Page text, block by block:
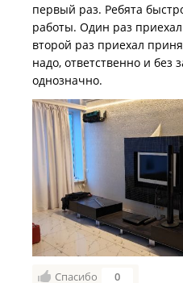
первый раз. Ребята
работы. Один раз
второй раз приехал
надо, ответственно и
однозначно.
Спасибо 0